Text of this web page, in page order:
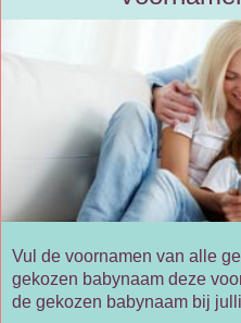
Vul de voornamen van alle
gekozen babynaam deze
de gekozen babynaam bij